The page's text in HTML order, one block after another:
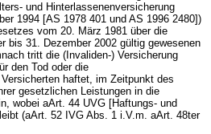
und Hinterlassenenversicherung
1994 [AS 1978 401 und AS 1996 2480])
vom 20. März 1981 über die
bis 31. Dezember 2002 gültig gewesenen
tritt die (Invaliden-) Versicherung
den Tod oder die
haftet, im Zeitpunkt des
gesetzlichen Leistungen in die
wobei aArt. 44 UVG [Haftungs- und
(aArt. 52 IVG Abs. 1 i.V.m. aArt. 48ter